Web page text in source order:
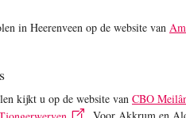
in Heerenveen op de website van
kijkt u op de website van CBO